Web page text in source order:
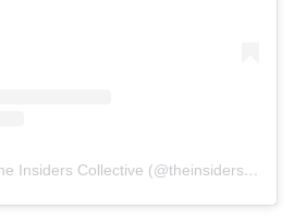
A post shared by The Insiders Collective (@theinsidersco)